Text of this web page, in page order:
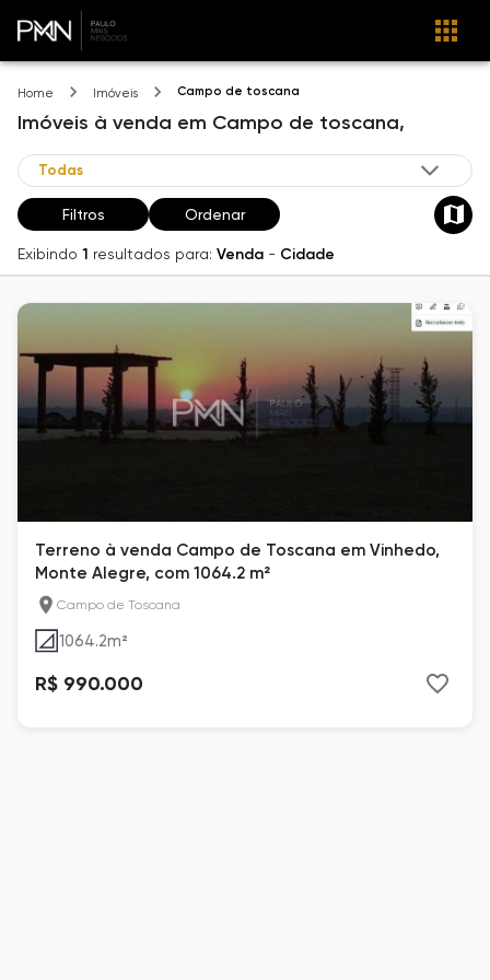
Home Imóveis Campo de toscana
Imóveis à venda em Campo de toscana,
Filtros Ordenar
Exibindo 1 resultados para: Venda - Cidade
Terreno à venda Campo de Toscana em Vinhedo,
Monte Alegre, com 1064.2 m²
Campo de Toscana
1064.2m²
R$ 990.000